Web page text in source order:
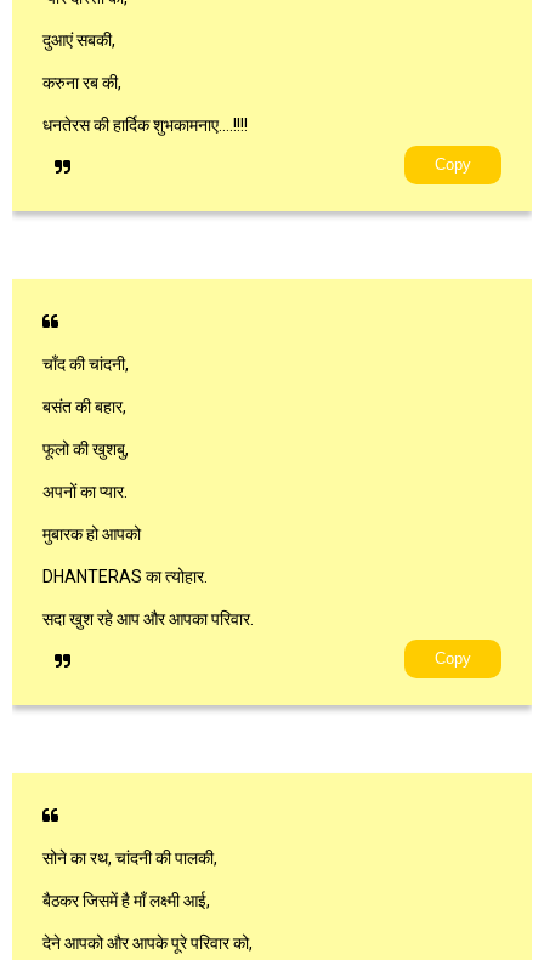
दुआएं सबकी,
करुना रब की,
धनतेरस की हार्दिक शुभकामनाए....!!!!
Copy
चाँद की चांदनी,
बसंत की बहार,
फूलो की खुशबु,
अपनों का प्यार.
मुबारक हो आपको
DHANTERAS का त्योहार.
सदा खुश रहे आप और आपका परिवार.
Copy
सोने का रथ, चांदनी की पालकी,
बैठकर जिसमें है माँ लक्ष्मी आई,
देने आपको और आपके पूरे परिवार को,